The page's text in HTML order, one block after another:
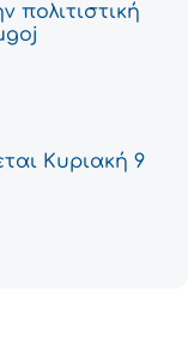
πολιτιστική
Κυριακή 9